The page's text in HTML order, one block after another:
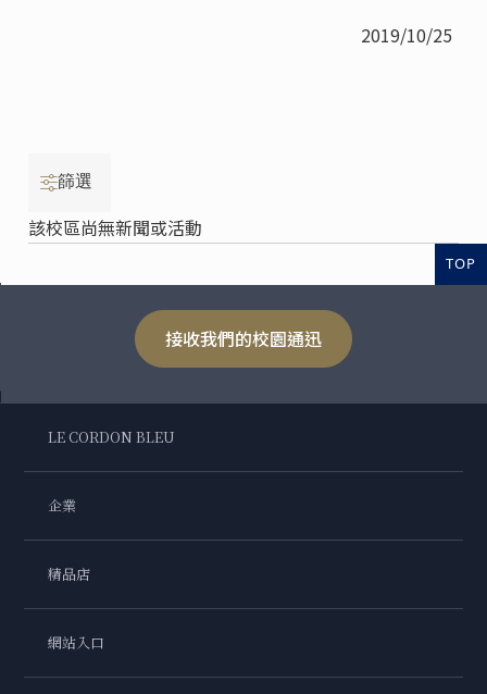
2019/10/25
篩選
該校區尚無新聞或活動
TOP
接收我們的校園通迅
LE CORDON BLEU
企業
精品店
網站入口